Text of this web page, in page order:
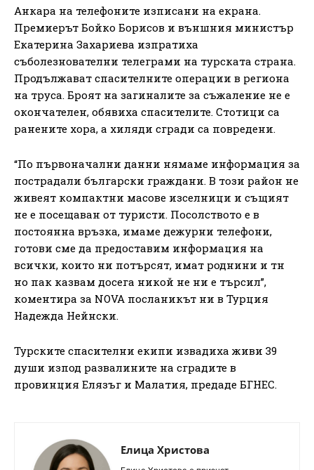
Анкара на телефоните изписани на екрана.
Премиерът Бойко Борисов и външния министър
Екатерина Захариева изпратиха
съболезнователни телеграми на турската страна.
Продължават спасителните операции в региона
на труса. Броят на загиналите за съжаление не е
окончателен, обявиха спасителите. Стотици са
ранените хора, а хиляди сгради са повредени.
“По първоначални данни нямаме информация за
пострадали български граждани. В този район не
живеят компактни масове изселници и същият
не е посещаван от туристи. Посолството е в
постоянна връзка, имаме дежурни телефони,
готови сме да предоставим информация на
всички, които ни потърсят, имат роднини и тн
но пак казвам досега никой не ни е търсил”,
коментира за NOVA посланикът ни в Турция
Надежда Нейнски.
Турските спасителни екипи извадиха живи 39
души изпод развалините на сградите в
провинция Елязъг и Малатия, предаде БГНЕС.
Елица Христова